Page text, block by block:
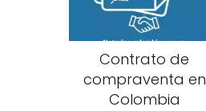
Contrato de
compraventa en
Colombia